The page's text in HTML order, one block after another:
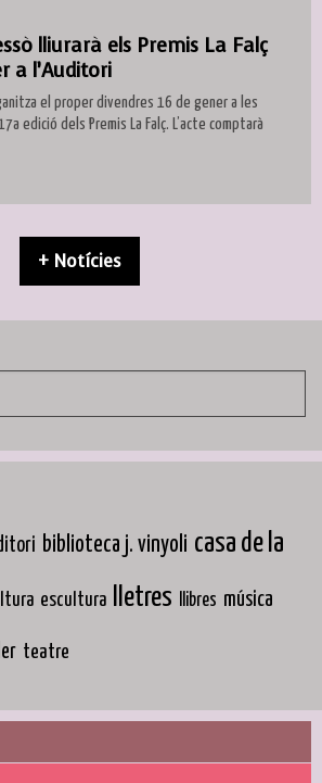
lliurarà els Premis La Falç
a l’Auditori
el proper divendres 16 de gener a les
edició dels Premis La Falç. L’acte comptarà
+ Notícies
biblioteca j. vinyoli casa de la
escultura lletres llibres música
teatre